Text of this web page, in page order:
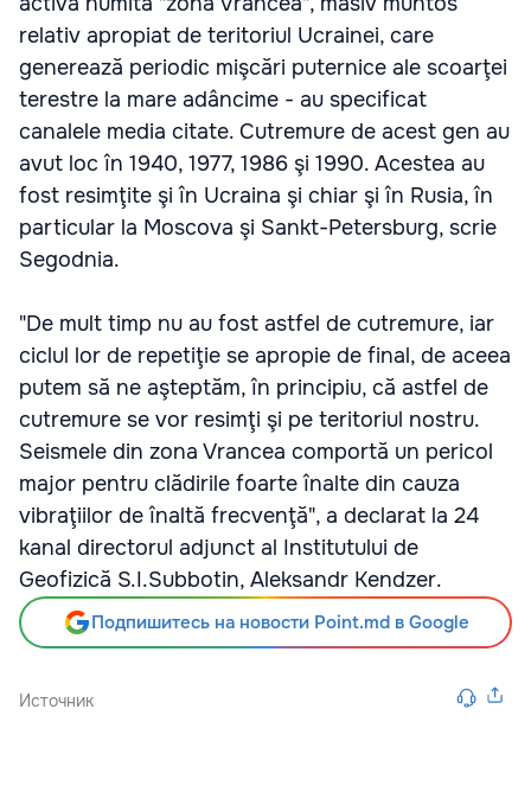
relativ apropiat de teritoriul Ucrainei, care
generează periodic mişcări puternice ale scoarţei
terestre la mare adâncime - au specificat
canalele media citate. Cutremure de acest gen au
avut loc în 1940, 1977, 1986 şi 1990. Acestea au
fost resimţite şi în Ucraina şi chiar şi în Rusia, în
particular la Moscova şi Sankt-Petersburg, scrie
Segodnia.
"De mult timp nu au fost astfel de cutremure, iar
ciclul lor de repetiţie se apropie de final, de aceea
putem să ne aşteptăm, în principiu, că astfel de
cutremure se vor resimţi şi pe teritoriul nostru.
Seismele din zona Vrancea comportă un pericol
major pentru clădirile foarte înalte din cauza
vibraţiilor de înaltă frecvenţă", a declarat la 24
kanal directorul adjunct al Institutului de
Geofizică S.I.Subbotin, Aleksandr Kendzer.
Подпишитесь на новости Point.md в Google
Источник